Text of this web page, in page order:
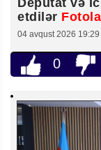
Deputat və
etdilər
04 avqust 2026 19:29
0